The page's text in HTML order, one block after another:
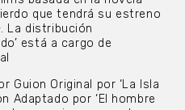
que tendrá su estreno
La distribución
está a cargo de
Guion Original por ‘La Isla
Adaptado por ‘El hombre